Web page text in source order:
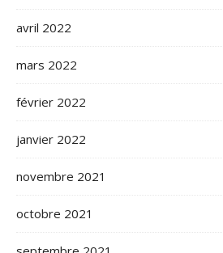
avril 2022
mars 2022
février 2022
janvier 2022
novembre 2021
octobre 2021